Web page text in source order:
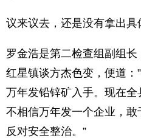
议来议去，还是没有拿出具
罗金浩是第二检查组副组长
红星镇谈方杰色变，便道：
万年发铅锌矿入手。现在
不相信万年发一个企业，
反对安全整治。”